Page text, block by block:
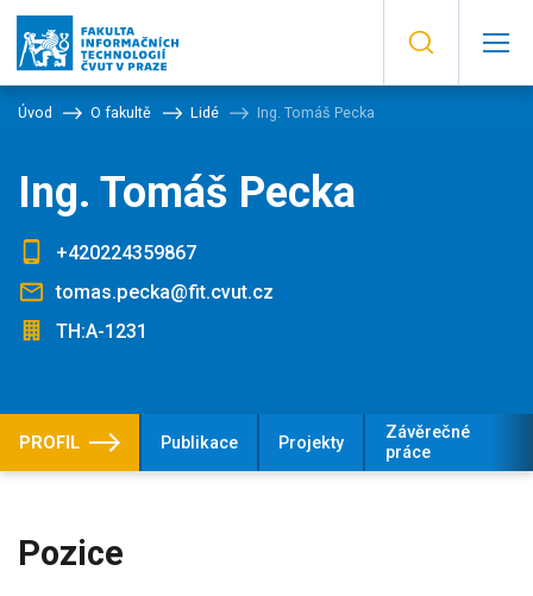
Úvod O fakultě Lidé Ing. Tomáš Pecka
Ing. Tomáš Pecka
+420224359867
tomas.pecka@fit.cvut.cz
TH:A-1231
PROFIL Publikace Projekty
Závěrečné
práce
Pozice